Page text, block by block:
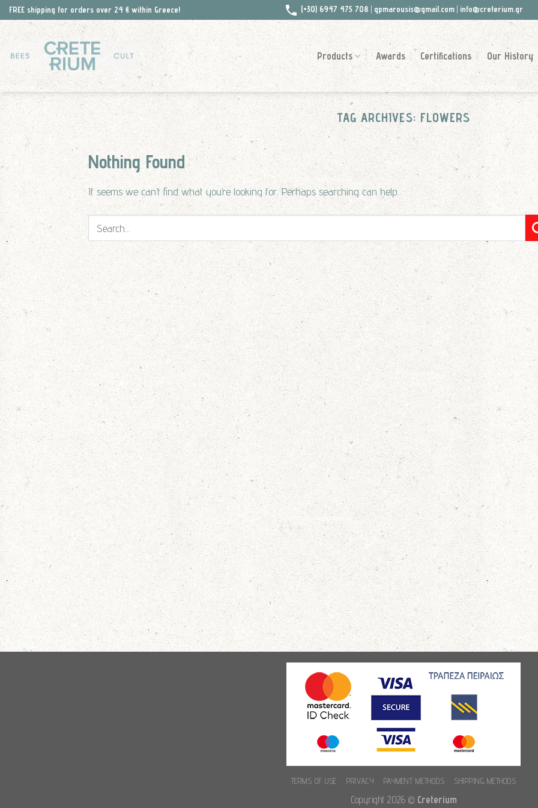
Skip
to
content
FREE shipping for orders over 24 € within Greece! (+30) 6947 475 708 gpmarousis@gmail.com info@creterium.gr
Products Awards Certifications Our History
TAG ARCHIVES:FLOWERS
Nothing Found
It seems we can’t find what you’re looking for. Perhaps searching can help.
TERMS OF USE PRIVACY PAYMENT METHODS SHIPPING METHODS
Copyright 2026 © Creterium